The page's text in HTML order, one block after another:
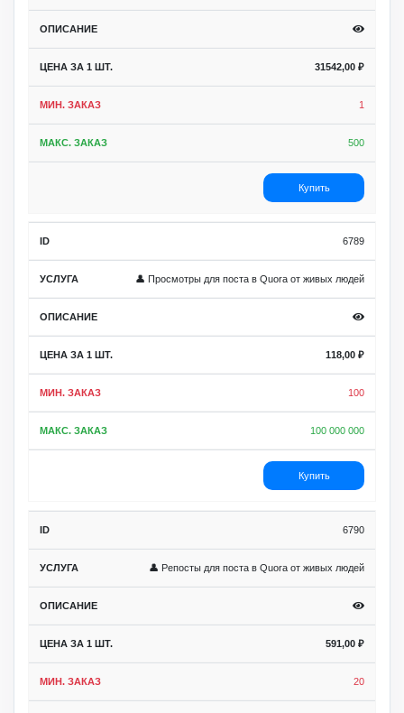
31542,00 ₽
1
500
Купить
6789
👤 Просмотры для поста в Quora от живых людей
118,00 ₽
100
100 000 000
Купить
6790
👤 Репосты для поста в Quora от живых людей
591,00 ₽
20